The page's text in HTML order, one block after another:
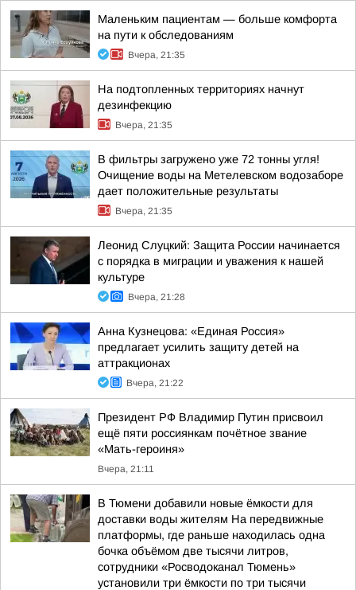
Маленьким пациентам — больше комфорта
на пути к обследованиям
Вчера, 21:35
На подтопленных территориях начнут
дезинфекцию
Вчера, 21:35
В фильтры загружено уже 72 тонны угля!
Очищение воды на Метелевском водозаборе
дает положительные результаты
Вчера, 21:35
Леонид Слуцкий: Защита России начинается
с порядка в миграции и уважения к нашей
культуре
Вчера, 21:28
Анна Кузнецова: «Единая Россия»
предлагает усилить защиту детей на
аттракционах
Вчера, 21:22
Президент РФ Владимир Путин присвоил
ещё пяти россиянкам почётное звание
«Мать-героиня»
Вчера, 21:11
В Тюмени добавили новые ёмкости для
доставки воды жителям На передвижные
платформы, где раньше находилась одна
бочка объёмом две тысячи литров,
сотрудники «Росводоканал Тюмень»
установили три ёмкости по три тысячи